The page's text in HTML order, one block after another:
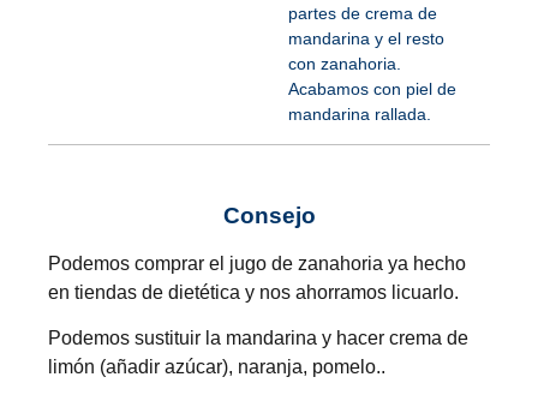
partes de crema de
mandarina y el resto
con zanahoria.
Acabamos con piel de
mandarina rallada.
Consejo
Podemos comprar el jugo de zanahoria ya hecho
en tiendas de dietética y nos ahorramos licuarlo.
Podemos sustituir la mandarina y hacer crema de
limón (añadir azúcar), naranja, pomelo..